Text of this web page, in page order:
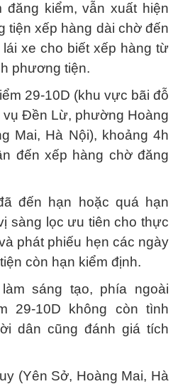
đăng kiểm, vẫn xuất hiện
tiện xếp hàng dài chờ đến
lái xe cho biết xếp hàng từ
phương tiện.
29-10D (khu vực bãi đỗ
vụ Đền Lừ, phường Hoàng
Mai, Hà Nội), khoảng 4h
đến xếp hàng chờ đăng
đến hạn hoặc quá hạn
sàng lọc ưu tiên cho thực
phát phiếu hẹn các ngày
còn hạn kiểm định.
sáng tạo, phía ngoài
29-10D không còn tình
dân cũng đánh giá tích
(Yên Sở, Hoàng Mai, Hà